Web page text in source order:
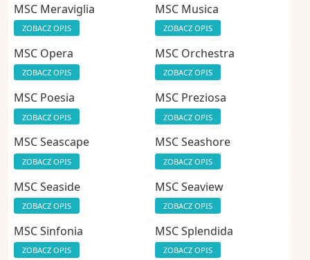
MSC Meraviglia
ZOBACZ OPIS
MSC Musica
ZOBACZ OPIS
MSC Opera
ZOBACZ OPIS
MSC Orchestra
ZOBACZ OPIS
MSC Poesia
ZOBACZ OPIS
MSC Preziosa
ZOBACZ OPIS
MSC Seascape
ZOBACZ OPIS
MSC Seashore
ZOBACZ OPIS
MSC Seaside
ZOBACZ OPIS
MSC Seaview
ZOBACZ OPIS
MSC Sinfonia
ZOBACZ OPIS
MSC Splendida
ZOBACZ OPIS